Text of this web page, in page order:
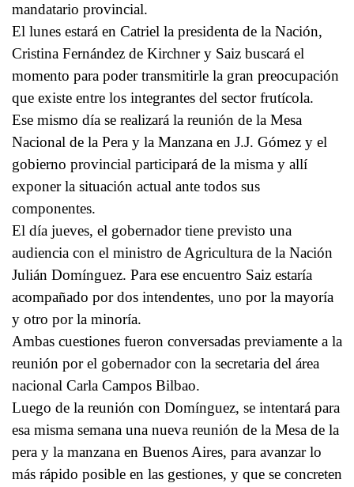
mandatario provincial.
El lunes estará en Catriel la presidenta de la Nación,
Cristina Fernández de Kirchner y Saiz buscará el
momento para poder transmitirle la gran preocupación
que existe entre los integrantes del sector frutícola.
Ese mismo día se realizará la reunión de la Mesa
Nacional de la Pera y la Manzana en J.J. Gómez y el
gobierno provincial participará de la misma y allí
exponer la situación actual ante todos sus
componentes.
El día jueves, el gobernador tiene previsto una
audiencia con el ministro de Agricultura de la Nación
Julián Domínguez. Para ese encuentro Saiz estaría
acompañado por dos intendentes, uno por la mayoría
y otro por la minoría.
Ambas cuestiones fueron conversadas previamente a la
reunión por el gobernador con la secretaria del área
nacional Carla Campos Bilbao.
Luego de la reunión con Domínguez, se intentará para
esa misma semana una nueva reunión de la Mesa de la
pera y la manzana en Buenos Aires, para avanzar lo
más rápido posible en las gestiones, y que se concreten